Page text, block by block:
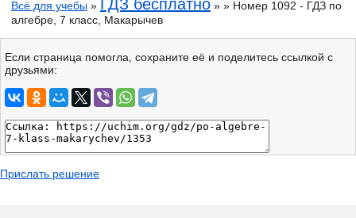
Всё для учебы » ГДЗ бесплатно » » Номер 1092 - ГДЗ по
алгебре, 7 класс, Макарычев
Если страница помогла, сохраните её и поделитесь ссылкой с
друзьями:
Прислать решение